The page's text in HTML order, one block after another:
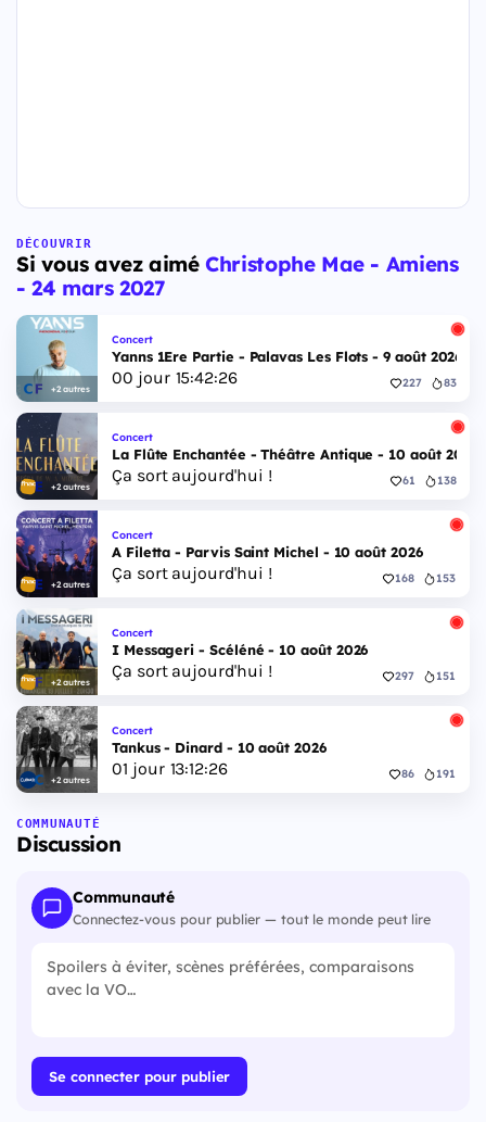
DÉCOUVRIR
Si vous avez aiméChristophe Mae - Amiens
- 24 mars 2027
+2 autres
Concert
Yanns 1Ere Partie - Palavas Les Flots - 9 août 2026
00 jour 15:42:26 227 83
+2 autres
Concert
La Flûte Enchantée - Théâtre Antique - 10 août 2026
Ça sort aujourd'hui ! 61 138
+2 autres
Concert
A Filetta - Parvis Saint Michel - 10 août 2026
Ça sort aujourd'hui ! 168 153
+2 autres
Concert
I Messageri - Scéléné - 10 août 2026
Ça sort aujourd'hui ! 297 151
+2 autres
Concert
Tankus - Dinard - 10 août 2026
01 jour 13:12:26 86 191
COMMUNAUTÉ
Discussion
Communauté
Connectez-vous pour publier — tout le monde peut lire
Se connecter pour publier